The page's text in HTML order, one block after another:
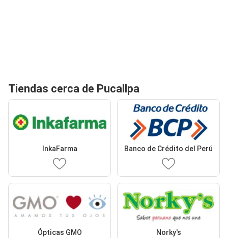
Tiendas cerca de Pucallpa
InkaFarma Banco de Crédito del Perú
Ópticas GMO Norky's